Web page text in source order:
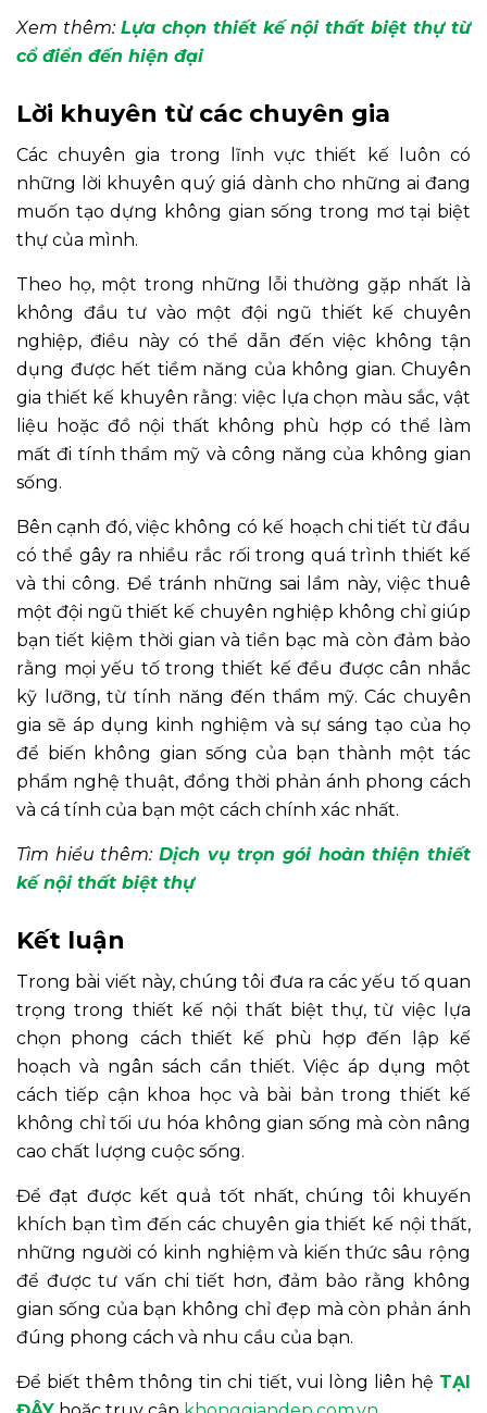
Xem thêm: Lựa chọn thiết kế nội thất biệt thự từ
cổ điển đến hiện đại
Lời khuyên từ các chuyên gia
Các chuyên gia trong lĩnh vực thiết kế luôn có
những lời khuyên quý giá dành cho những ai đang
muốn tạo dựng không gian sống trong mơ tại biệt
thự của mình.
Theo họ, một trong những lỗi thường gặp nhất là
không đầu tư vào một đội ngũ thiết kế chuyên
nghiệp, điều này có thể dẫn đến việc không tận
dụng được hết tiềm năng của không gian. Chuyên
gia thiết kế khuyên rằng: việc lựa chọn màu sắc, vật
liệu hoặc đồ nội thất không phù hợp có thể làm
mất đi tính thẩm mỹ và công năng của không gian
sống.
Bên cạnh đó, việc không có kế hoạch chi tiết từ đầu
có thể gây ra nhiều rắc rối trong quá trình thiết kế
và thi công. Để tránh những sai lầm này, việc thuê
một đội ngũ thiết kế chuyên nghiệp không chỉ giúp
bạn tiết kiệm thời gian và tiền bạc mà còn đảm bảo
rằng mọi yếu tố trong thiết kế đều được cân nhắc
kỹ lưỡng, từ tính năng đến thẩm mỹ. Các chuyên
gia sẽ áp dụng kinh nghiệm và sự sáng tạo của họ
để biến không gian sống của bạn thành một tác
phẩm nghệ thuật, đồng thời phản ánh phong cách
và cá tính của bạn một cách chính xác nhất.
Tìm hiểu thêm: Dịch vụ trọn gói hoàn thiện thiết
kế nội thất biệt thự
Kết luận
Trong bài viết này, chúng tôi đưa ra các yếu tố quan
trọng trong thiết kế nội thất biệt thự, từ việc lựa
chọn phong cách thiết kế phù hợp đến lập kế
hoạch và ngân sách cần thiết. Việc áp dụng một
cách tiếp cận khoa học và bài bản trong thiết kế
không chỉ tối ưu hóa không gian sống mà còn nâng
cao chất lượng cuộc sống.
Để đạt được kết quả tốt nhất, chúng tôi khuyến
khích bạn tìm đến các chuyên gia thiết kế nội thất,
những người có kinh nghiệm và kiến thức sâu rộng
để được tư vấn chi tiết hơn, đảm bảo rằng không
gian sống của bạn không chỉ đẹp mà còn phản ánh
đúng phong cách và nhu cầu của bạn.
Để biết thêm thông tin chi tiết, vui lòng liên hệ TẠI